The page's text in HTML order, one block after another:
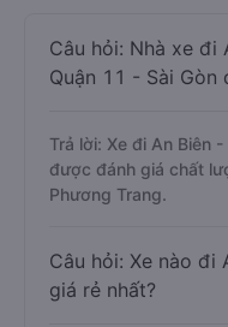
Câu hỏi: Nhà xe đi
Quận 11 - Sài
Trả lời: Xe đi An Biên
được đánh giá chất
Phương Trang.
Câu hỏi: Xe nào đi
giá rẻ nhất?